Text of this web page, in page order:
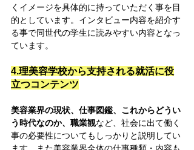
くイメージを具体的に持っていただく事を目
的としています。インタビュー内容を紹介す
る事で同世代の学生に読みやすい内容となっ
ています。
4.理美容学校から支持される就活に役
立つコンテンツ
美容業界の現状、仕事図鑑、これからどうい
う時代なのか、職業観など、社会に出て働く
事の必要性についてもしっかりと説明してい